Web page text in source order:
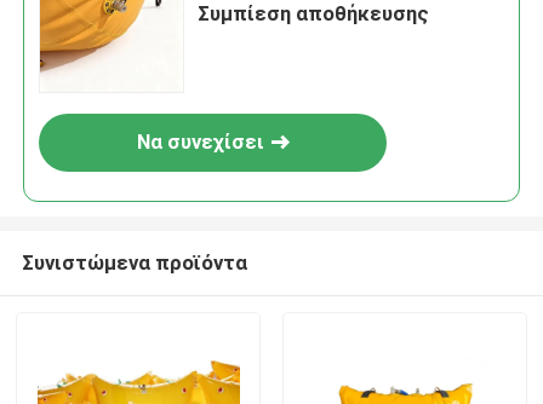
Συμπίεση αποθήκευσης
Να συνεχίσει
Συνιστώμενα προϊόντα